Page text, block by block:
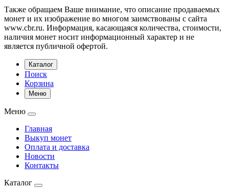
Также обращаем Ваше внимание, что описание продаваемых
монет и их изображение во многом заимствованы с сайта
www.cbr.ru. Информация, касающаяся количества, стоимости,
наличия монет носит информационный характер и не
является публичной офертой.
Каталог
Поиск
Корзина
Меню
Меню
Главная
Выкуп монет
Оплата и доставка
Новости
Контакты
Каталог